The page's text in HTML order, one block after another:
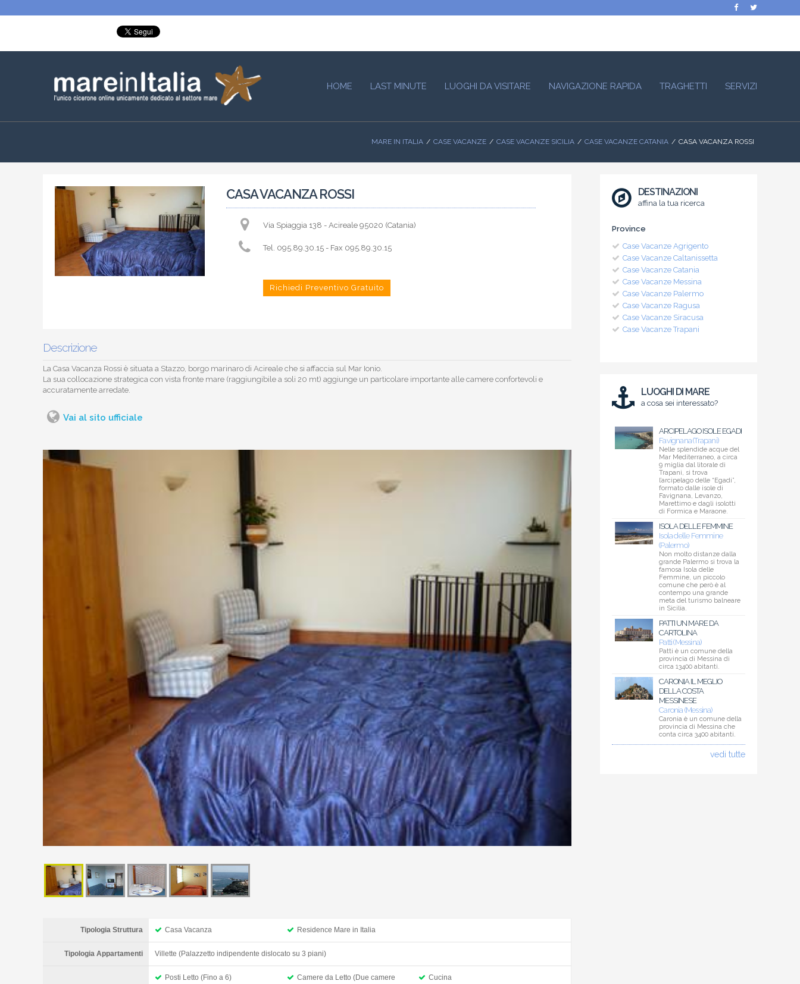
HOME LAST MINUTE LUOGHI DA VISITARE NAVIGAZIONE RAPIDA TRAGHETTI SERVIZI
MARE IN ITALIA CASE VACANZE CASE VACANZE SICILIA CASE VACANZE CATANIA CASA VACANZA ROSSI
CASA VACANZA ROSSI
Via Spiaggia 138 - Acireale 95020 (Catania)
Tel. 095.89.30.15 - Fax 095.89.30.15
Richiedi Preventivo Gratuito
Descrizione
La Casa Vacanza Rossi è situata a Stazzo, borgo marinaro di Acireale che si affaccia sul Mar Ionio.
La sua collocazione strategica con vista fronte mare (raggiungibile a soli 20 mt) aggiunge un particolare importante alle camere confortevoli e
accuratamente arredate.
Vai al sito ufficiale
Tipologia Struttura Casa Vacanza Residence Mare in Italia
Tipologia Appartamenti Villette (Palazzetto indipendente dislocato su 3 piani)
Posti Letto (Fino a 6)
Camere da Letto (Due camere
Cucina
DESTINAZIONI
affina la tua ricerca
Province
Case Vacanze Agrigento
Case Vacanze Caltanissetta
Case Vacanze Catania
Case Vacanze Messina
Case Vacanze Palermo
Case Vacanze Ragusa
Case Vacanze Siracusa
Case Vacanze Trapani
LUOGHI DI MARE
a cosa sei interessato?
ARCIPELAGO ISOLE EGADI
Favignana (Trapani)
Nelle splendide acque del
Mar Mediterraneo, a circa
9 miglia dal litorale di
Trapani, si trova
l’arcipelago delle “Egadi”,
formato dalle isole di
Favignana, Levanzo,
Marettimo e dagli isolotti
di Formica e Maraone.
ISOLA DELLE FEMMINE
Isola delle Femmine
(Palermo)
Non molto distanze dalla
grande Palermo si trova la
famosa Isola delle
Femmine, un piccolo
comune che però è al
contempo una grande
meta del turismo balneare
in Sicilia.
PATTI UN MARE DA
CARTOLINA
Patti (Messina)
Patti è un comune della
provincia di Messina di
circa 13400 abitanti.
CARONIA IL MEGLIO
DELLA COSTA
MESSINESE
Caronia (Messina)
Caronia è un comune della
provincia di Messina che
conta circa 3400 abitanti.
vedi tutte